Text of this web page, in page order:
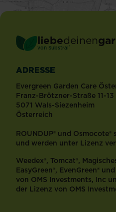
liebedeinen
von Substral ®
ADRESSE
Evergreen Garden Care
Franz-Brötzner-Straße 11-13
5071 Wals-Siezenheim
Österreich
ROUNDUP® und
und werden unter Lizenz
Weedex®, Tomcat®,
EasyGreen®, EvenGreen®
von OMS Investments, Inc
der Lizenz von OMS